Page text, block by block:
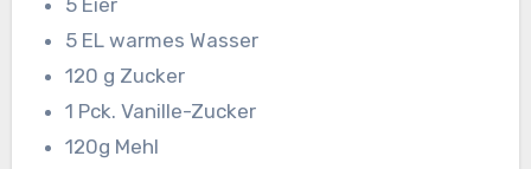
5 Eier
5 EL warmes Wasser
120 g Zucker
1 Pck. Vanille-Zucker
120g Mehl